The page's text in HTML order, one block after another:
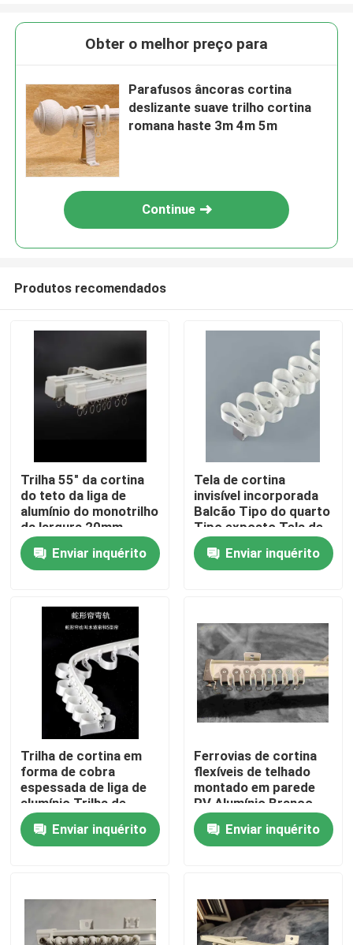
Casa
Produtos
Excursão da fábrica
Controle da qualidade
Contacte-nos
Peça umas citações
Roupas Infantis Primárias
Obter o melhor preço para
Parafusos âncoras cortina
deslizante suave trilho cortina
romana haste 3m 4m 5m
Continue
Produtos recomendados
Trilha 55" da cortina
do teto da liga de
alumínio do monotrilho
da largura 20mm
Enviar inquérito
Tela de cortina
invisível incorporada
Balcão Tipo do quarto
Tipo exposto Tela de
serpente
Enviar inquérito
Trilha de cortina em
forma de cobra
espessada de liga de
alumínio Trilha de
cortina deslizante
Enviar inquérito
Ferrovias de cortina
flexíveis de telhado
montado em parede
RV Alumínio Branco
Enviar inquérito